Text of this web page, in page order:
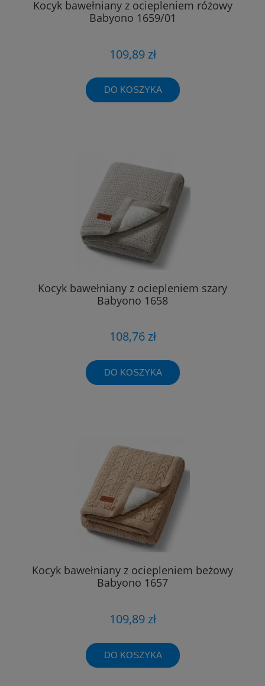
Kocyk bawełniany z ociepleniem różowy
Babyono 1659/01
109,89 zł
DO KOSZYKA
Kocyk bawełniany z ociepleniem szary
Babyono 1658
108,76 zł
DO KOSZYKA
Kocyk bawełniany z ociepleniem beżowy
Babyono 1657
109,89 zł
DO KOSZYKA